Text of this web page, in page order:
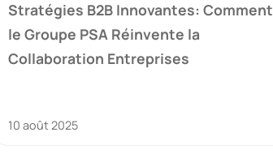
Stratégies B2B Innovantes: Comment
le Groupe PSA Réinvente la
Collaboration Entreprises
10 août 2025